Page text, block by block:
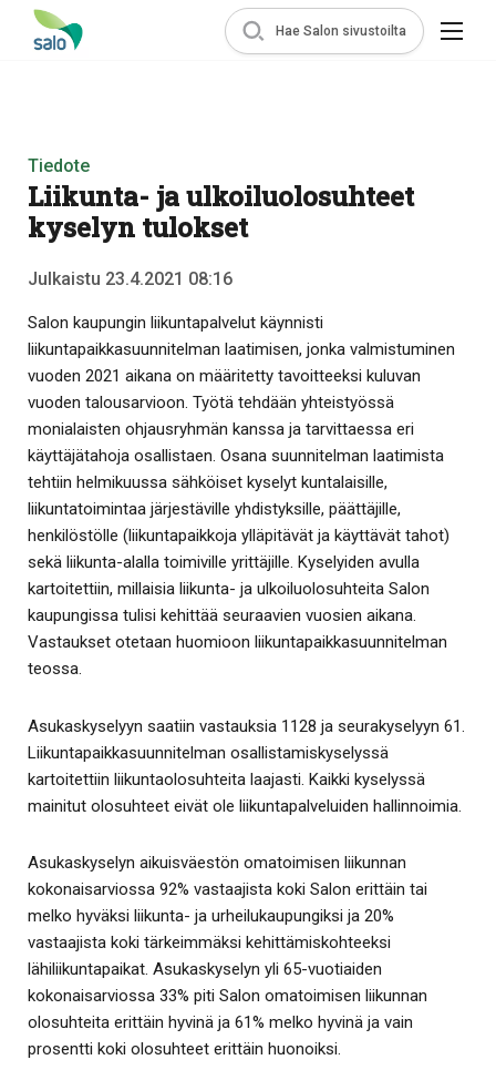
Hae Salon sivustoilta
Tiedote
Liikunta- ja ulkoiluolosuhteet
kyselyn tulokset
Julkaistu 23.4.2021 08:16
Salon kaupungin liikuntapalvelut käynnisti
liikuntapaikkasuunnitelman laatimisen, jonka valmistuminen
vuoden 2021 aikana on määritetty tavoitteeksi kuluvan
vuoden talousarvioon. Työtä tehdään yhteistyössä
monialaisten ohjausryhmän kanssa ja tarvittaessa eri
käyttäjätahoja osallistaen. Osana suunnitelman laatimista
tehtiin helmikuussa sähköiset kyselyt kuntalaisille,
liikuntatoimintaa järjestäville yhdistyksille, päättäjille,
henkilöstölle (liikuntapaikkoja ylläpitävät ja käyttävät tahot)
sekä liikunta-alalla toimiville yrittäjille. Kyselyiden avulla
kartoitettiin, millaisia liikunta- ja ulkoiluolosuhteita Salon
kaupungissa tulisi kehittää seuraavien vuosien aikana.
Vastaukset otetaan huomioon liikuntapaikkasuunnitelman
teossa.
Asukaskyselyyn saatiin vastauksia 1128 ja seurakyselyyn 61.
Liikuntapaikkasuunnitelman osallistamiskyselyssä
kartoitettiin liikuntaolosuhteita laajasti. Kaikki kyselyssä
mainitut olosuhteet eivät ole liikuntapalveluiden hallinnoimia.
Asukaskyselyn aikuisväestön omatoimisen liikunnan
kokonaisarviossa 92% vastaajista koki Salon erittäin tai
melko hyväksi liikunta- ja urheilukaupungiksi ja 20%
vastaajista koki tärkeimmäksi kehittämiskohteeksi
lähiliikuntapaikat. Asukaskyselyn yli 65-vuotiaiden
kokonaisarviossa 33% piti Salon omatoimisen liikunnan
olosuhteita erittäin hyvinä ja 61% melko hyvinä ja vain
prosentti koki olosuhteet erittäin huonoiksi.